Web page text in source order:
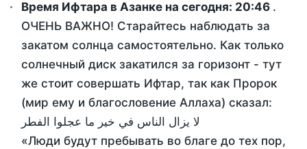
Время Ифтара в Азанке на сегодня: 20:46 .
ОЧЕНЬ ВАЖНО! Старайтесь наблюдать за
закатом солнца самостоятельно. Как только
солнечный диск закатился за горизонт - тут
же стоит совершать Ифтар, так как Пророк
(мир ему и благословение Аллаха) сказал:
لا يزال الناس في خير ما عجلوا الفطر
«Люди будут пребывать во благе до тех пор,